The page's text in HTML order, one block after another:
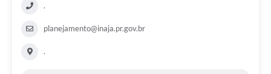
.
planejamento@inaja.pr.gov.br
.